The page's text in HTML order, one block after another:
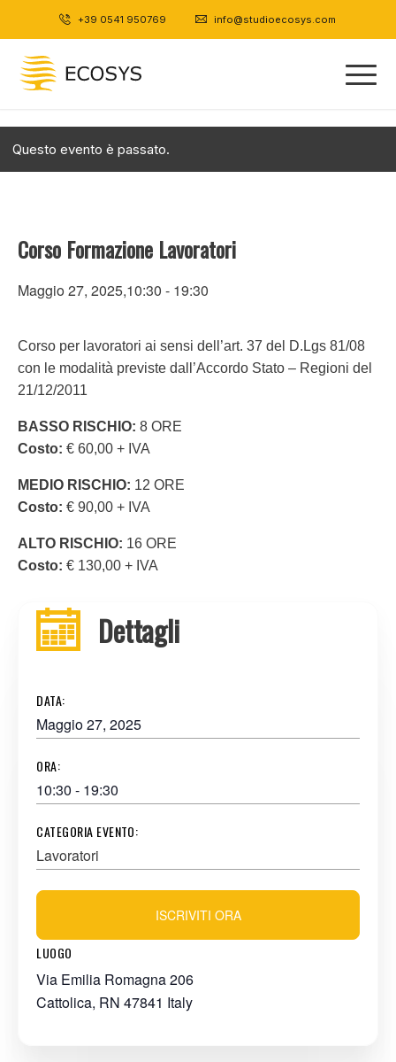
+39 0541 950769 info@studioecosys.com
Questo evento è passato.
Corso Formazione Lavoratori
Maggio 27, 2025,10:30 - 19:30
Corso per lavoratori ai sensi dell’art. 37 del D.Lgs 81/08
con le modalità previste dall’Accordo Stato – Regioni del
21/12/2011
BASSO RISCHIO: 8 ORE
Costo: € 60,00 + IVA
MEDIO RISCHIO: 12 ORE
Costo: € 90,00 + IVA
ALTO RISCHIO: 16 ORE
Costo: € 130,00 + IVA
Dettagli
DATA:
Maggio 27, 2025
ORA:
10:30 - 19:30
CATEGORIA EVENTO:
Lavoratori
LUOGO
Via Emilia Romagna 206
Cattolica, RN 47841 Italy
ISCRIVITI ORA